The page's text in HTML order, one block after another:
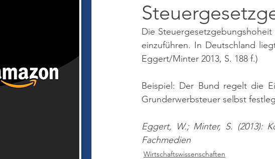
Die Steuergesetzgebungshoheit
einzuführen. In Deutschland
Eggert/Minter 2013, S. 188 f.)
Beispiel: Der Bund regelt die
Grunderwerbsteuer selbst
Eggert, W.; Minter, S. (2013):
Fachmedien
Wirtschaftswissenschaften